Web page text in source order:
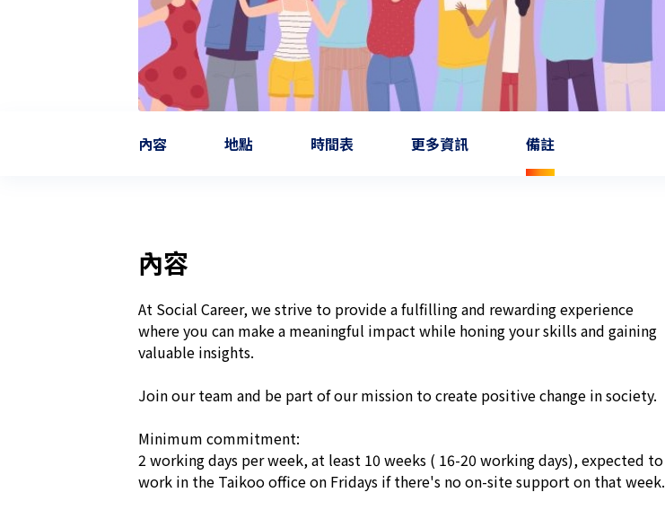
內容 地點 時間表 更多資訊 備註
內容
At Social Career, we strive to provide a fulfilling and rewarding experience
where you can make a meaningful impact while honing your skills and gaining
valuable insights.
Join our team and be part of our mission to create positive change in society.
Minimum commitment:
2 working days per week, at least 10 weeks ( 16-20 working days), expected to
work in the Taikoo office on Fridays if there's no on-site support on that week.